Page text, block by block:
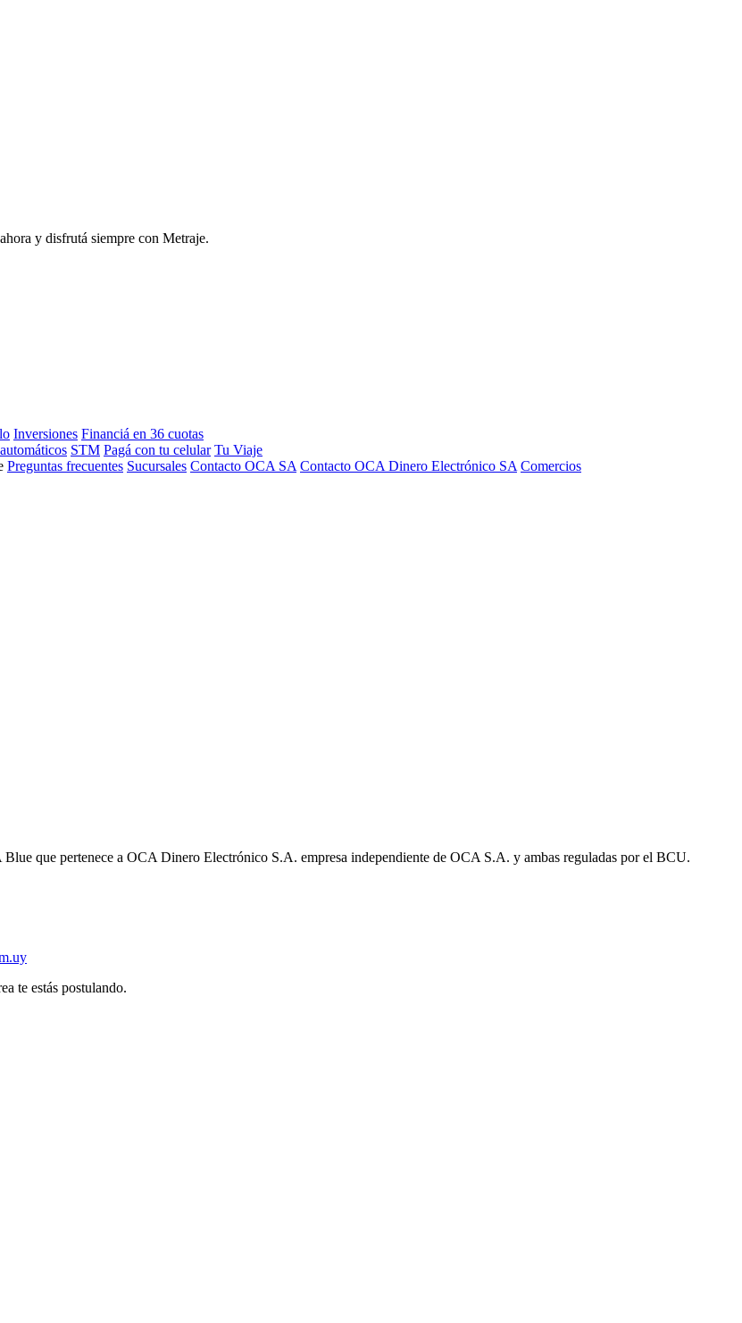
y disfrutá siempre con Metraje.
Inversiones Financiá en 36 cuotas
STM Pagá con tu celular Tu Viaje
Preguntas frecuentes Sucursales Contacto OCA SA Contacto OCA Dinero Electrónico SA Comercios
que pertenece a OCA Dinero Electrónico S.A. empresa independiente de OCA S.A. y ambas reguladas por el BCU.
te estás postulando.